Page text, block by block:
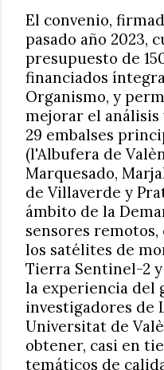
El convenio,
pasado año 2023,
presupuesto de
financiados
Organismo, y
mejorar el
29 embalses
(l'Albufera de
Marquesado,
de Villaverde y
ámbito de la
sensores remotos,
los satélites de
Tierra Sentinel-2
la experiencia del
investigadores de
Universitat de
obtener, casi en
temáticos de